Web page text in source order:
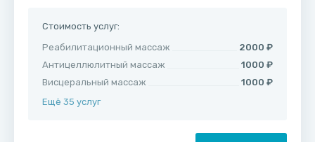
Стоимость услуг:
Реабилитационный массаж
2000 ₽
Антицеллюлитный массаж
1000 ₽
Висцеральный массаж
1000 ₽
Ещё 35 услуг